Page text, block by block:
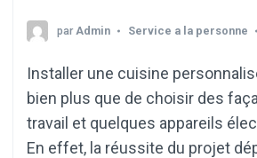
par Admin Service a la personne
Installer une cuisine
bien plus que de choisir des
travail et quelques appareils
En effet, la réussite du projet